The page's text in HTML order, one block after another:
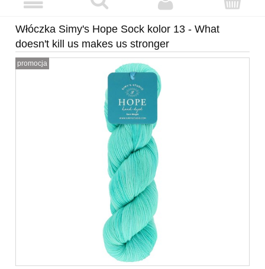
Włóczka Simy's Hope Sock kolor 13 - What
doesn't kill us makes us stronger
promocja